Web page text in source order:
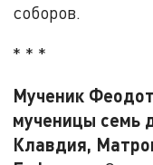
соборов.
* * *
Мученик
мученицы семь
Клавдия,